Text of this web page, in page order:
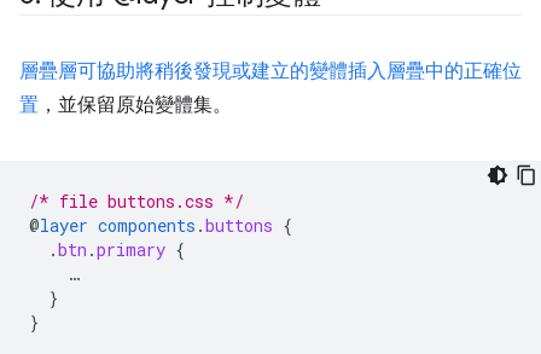
層疊層可協助將稍後發現或建立的變體插入層疊中的正確位
置 ，並保留原始變體集。
/* file buttons.css */
@layer components .buttons {
.btn .primary {
…
}
}